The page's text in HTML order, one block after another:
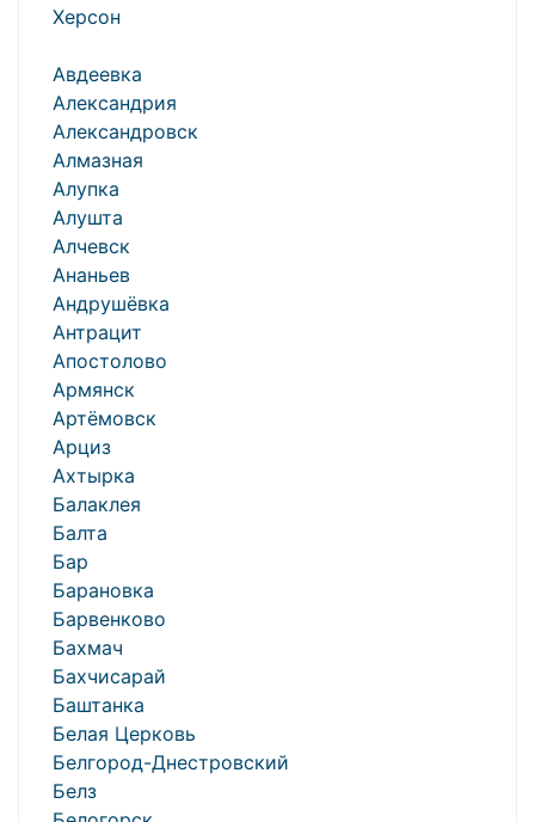
Херсон
Авдеевка
Александрия
Александровск
Алмазная
Алупка
Алушта
Алчевск
Ананьев
Андрушёвка
Антрацит
Апостолово
Армянск
Артёмовск
Арциз
Ахтырка
Балаклея
Балта
Бар
Барановка
Барвенково
Бахмач
Бахчисарай
Баштанка
Белая Церковь
Белгород-Днестровский
Белз